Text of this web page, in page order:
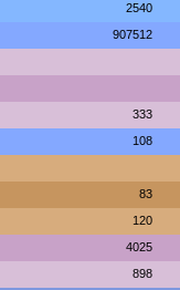
2540
907512
333
108
83
120
4025
898